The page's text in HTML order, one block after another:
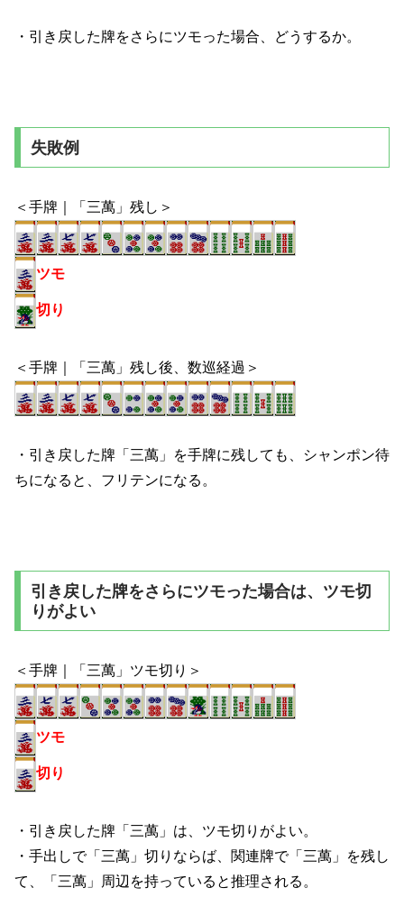
・引き戻した牌をさらにツモった場合、どうするか。
失敗例
＜手牌｜「三萬」残し＞
ツモ
切り
＜手牌｜「三萬」残し後、数巡経過＞
・引き戻した牌「三萬」を手牌に残しても、シャンポン待
ちになると、フリテンになる。
引き戻した牌をさらにツモった場合は、ツモ切
りがよい
＜手牌｜「三萬」ツモ切り＞
ツモ
切り
・引き戻した牌「三萬」は、ツモ切りがよい。
・手出しで「三萬」切りならば、関連牌で「三萬」を残し
て、「三萬」周辺を持っていると推理される。